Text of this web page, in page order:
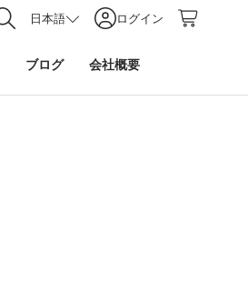
日本語 ログイン
ブログ 会社概要